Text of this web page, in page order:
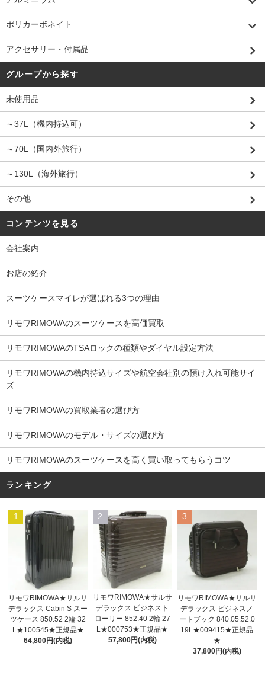
ポリカーボネイト
アクセサリー・付属品
グループから探す
未使用品
～37L（機内持込可）
～70L（国内外旅行）
～130L（海外旅行）
その他
コンテンツを見る
会社案内
お店の紹介
スーツケースマイレが選ばれる3つの理由
リモワRIMOWAのスーツケースを高価買取
リモワRIMOWAのTSAロックの種類やダイヤル設定方法
リモワRIMOWAの機内持込サイズや航空会社別の預け入れ可能サイ
ズ
リモワRIMOWAの買取業者の選び方
リモワRIMOWAのモデル・サイズの選び方
リモワRIMOWAのスーツケースを高く買い取ってもらうコツ
ランキング
1
リモワRIMOWA★サルサ
デラックス Cabin S スー
ツケース 850.52 2輪 32
L★100545★正規品★
64,800円(内税)
2
リモワRIMOWA★サルサ
デラックス ビジネスト
ローリー 852.40 2輪 27
L★000753★正規品★
57,800円(内税)
3
リモワRIMOWA★サルサ
デラックス ビジネスノ
ートブック 840.05.52.0
19L★009415★正規品
★
37,800円(内税)